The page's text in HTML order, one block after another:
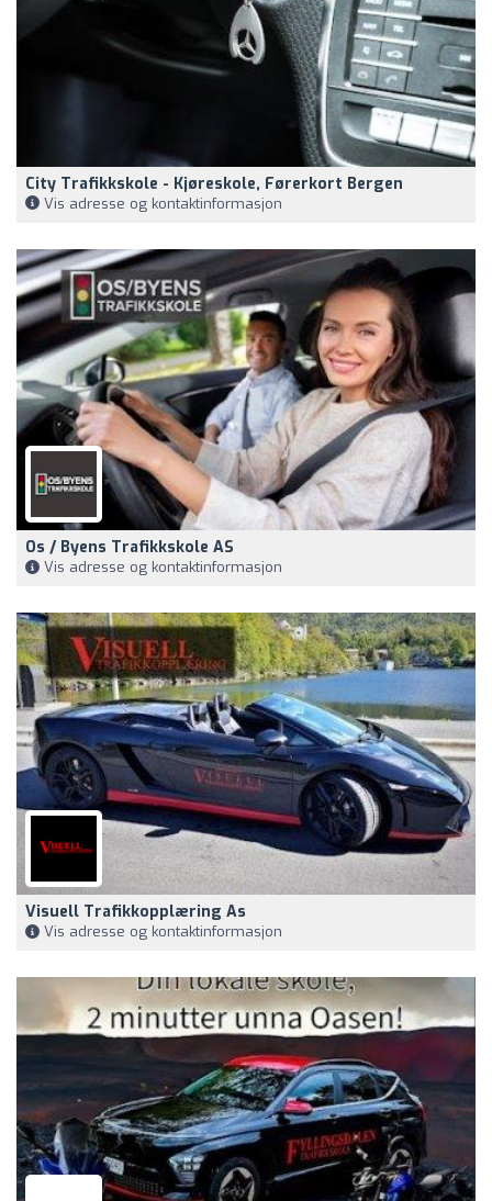
City Trafikkskole - Kjøreskole, Førerkort Bergen
Vis adresse og kontaktinformasjon
Os / Byens Trafikkskole AS
Vis adresse og kontaktinformasjon
Visuell Trafikkopplæring As
Vis adresse og kontaktinformasjon